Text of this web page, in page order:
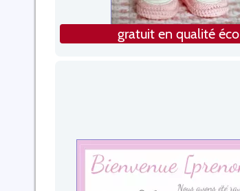
gratuit en qualité éco